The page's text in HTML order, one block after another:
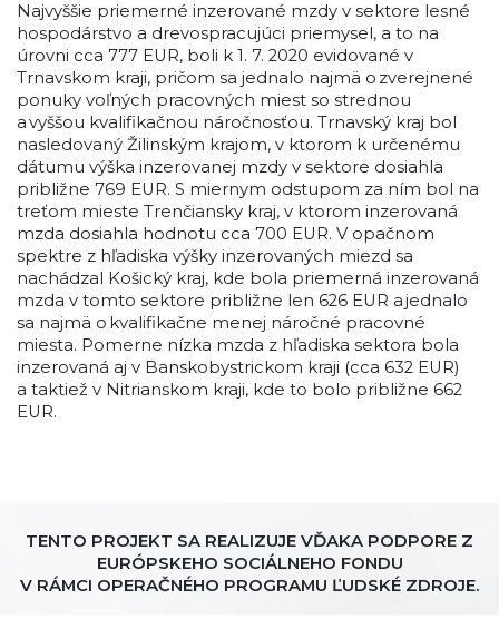
Najvyššie priemerné inzerované mzdy v sektore lesné
hospodárstvo a drevospracujúci priemysel, a to na
úrovni cca 777 EUR, boli k 1. 7. 2020 evidované v
Trnavskom kraji, pričom sa jednalo najmä o zverejnené
ponuky voľných pracovných miest so strednou
a vyššou kvalifikačnou náročnosťou. Trnavský kraj bol
nasledovaný Žilinským krajom, v ktorom k určenému
dátumu výška inzerovanej mzdy v sektore dosiahla
približne 769 EUR. S miernym odstupom za ním bol na
treťom mieste Trenčiansky kraj, v ktorom inzerovaná
mzda dosiahla hodnotu cca 700 EUR. V opačnom
spektre z hľadiska výšky inzerovaných miezd sa
nachádzal Košický kraj, kde bola priemerná inzerovaná
mzda v tomto sektore približne len 626 EUR a jednalo
sa najmä o kvalifikačne menej náročné pracovné
miesta. Pomerne nízka mzda z hľadiska sektora bola
inzerovaná aj v Banskobystrickom kraji (cca 632 EUR)
a taktiež v Nitrianskom kraji, kde to bolo približne 662
EUR.
TENTO PROJEKT SA REALIZUJE VĎAKA PODPORE Z
EURÓPSKEHO SOCIÁLNEHO FONDU
V RÁMCI OPERAČNÉHO PROGRAMU ĽUDSKÉ ZDROJE.